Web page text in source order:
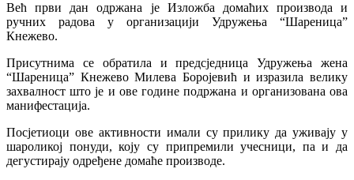
Већ први дан одржана је Изложба домаћих производа и
ручних радова у организацији Удружења “Шареница”
Кнежево.
Присутнима се обратила и предсједница Удружења жена
“Шареница” Кнежево Милева Боројевић и изразила велику
захвалност што је и ове године подржана и организована ова
манифестација.
Посјетиоци ове активности имали су прилику да уживају у
шароликој понуди, коју су припремили учесници, па и да
дегустирају одређене домаће производе.